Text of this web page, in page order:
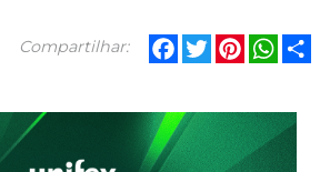
Compartilhar: Facebook
TwitterPinterest